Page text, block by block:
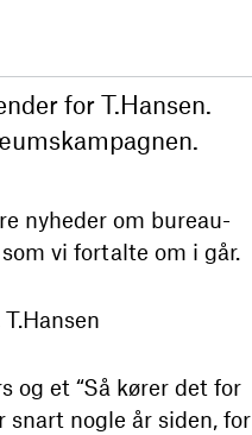
for T.Hansen.
nyheder om bureau-
vi fortalte om i går.
og et “Så kører det for
snart nogle år siden, for